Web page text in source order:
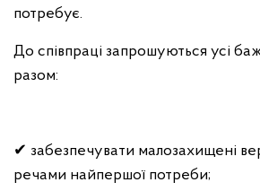
потребує.
До співпраці запрошуються усі
разом:
✔ забезпечувати малозахищені
речами найпершої потреби;